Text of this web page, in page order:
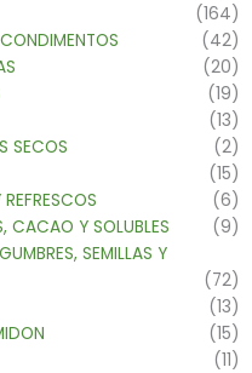
(164)
(42)
(20)
(19)
(13)
SECOS
(2)
(15)
(6)
CACAO Y SOLUBLES
(9)
SEMILLAS Y
(72)
(13)
(15)
(11)